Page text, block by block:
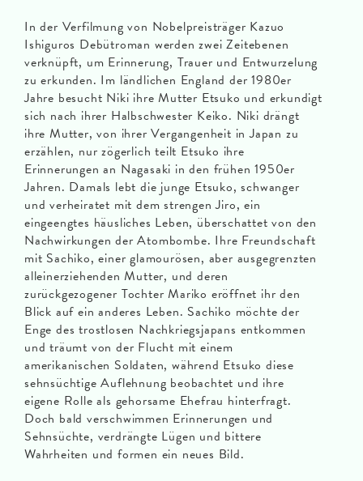
In der Verfilmung von Nobelpreisträger Kazuo
Ishiguros Debütroman werden zwei Zeitebenen
verknüpft, um Erinnerung, Trauer und Entwurzelung
zu erkunden. Im ländlichen England der 1980er
Jahre besucht Niki ihre Mutter Etsuko und erkundigt
sich nach ihrer Halbschwester Keiko. Niki drängt
ihre Mutter, von ihrer Vergangenheit in Japan zu
erzählen, nur zögerlich teilt Etsuko ihre
Erinnerungen an Nagasaki in den frühen 1950er
Jahren. Damals lebt die junge Etsuko, schwanger
und verheiratet mit dem strengen Jiro, ein
eingeengtes häusliches Leben, überschattet von den
Nachwirkungen der Atombombe. Ihre Freundschaft
mit Sachiko, einer glamourösen, aber ausgegrenzten
alleinerziehenden Mutter, und deren
zurückgezogener Tochter Mariko eröffnet ihr den
Blick auf ein anderes Leben. Sachiko möchte der
Enge des trostlosen Nachkriegsjapans entkommen
und träumt von der Flucht mit einem
amerikanischen Soldaten, während Etsuko diese
sehnsüchtige Auflehnung beobachtet und ihre
eigene Rolle als gehorsame Ehefrau hinterfragt.
Doch bald verschwimmen Erinnerungen und
Sehnsüchte, verdrängte Lügen und bittere
Wahrheiten und formen ein neues Bild.